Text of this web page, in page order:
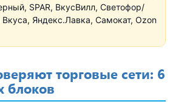
SPAR, ВкусВилл, Светофор/
Яндекс.Лавка, Самокат, Ozon
торговые сети: 6
блоков